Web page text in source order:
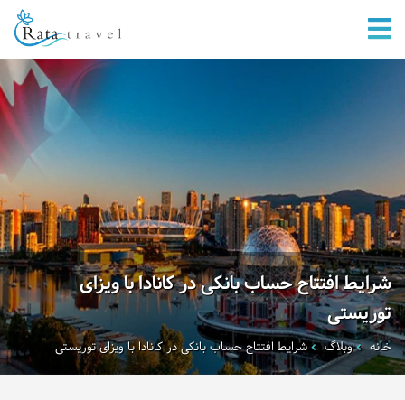
شرایط افتتاح حساب بانکی در کانادا با ویزای
توریستی
خانه وبلاگ شرایط افتتاح حساب بانکی در کانادا با ویزای توریستی